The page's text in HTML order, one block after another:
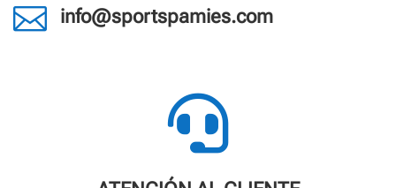
 info@sportspamies.com
